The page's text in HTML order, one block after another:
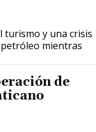
turismo y una crisis
mientras
de